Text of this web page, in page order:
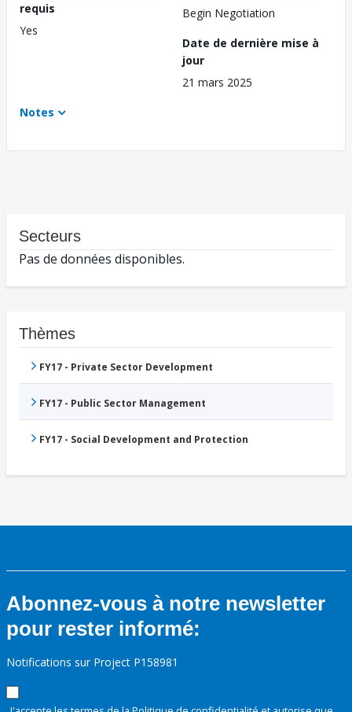
requis
Yes
Begin Negotiation
Date de dernière mise à
jour
21 mars 2025
Notes
Secteurs
Pas de données disponibles.
Thèmes
FY17 - Private Sector Development
FY17 - Public Sector Management
FY17 - Social Development and Protection
Abonnez-vous à notre newsletter
pour rester informé:
Notifications sur Project P158981